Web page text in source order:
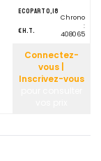
ecopart 0,18
€ H.T.
Chrono
:
408065
Connectez-
vous |
Inscrivez-vous